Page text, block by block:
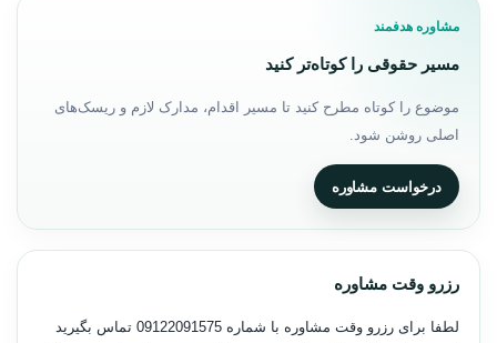
مشاوره هدفمند
مسیر حقوقی را کوتاه‌تر کنید
موضوع را کوتاه مطرح کنید تا مسیر اقدام، مدارک لازم و ریسک‌های
اصلی روشن شود.
درخواست مشاوره
رزرو وقت مشاوره
لطفا برای رزرو وقت مشاوره با شماره 09122091575 تماس بگیرید